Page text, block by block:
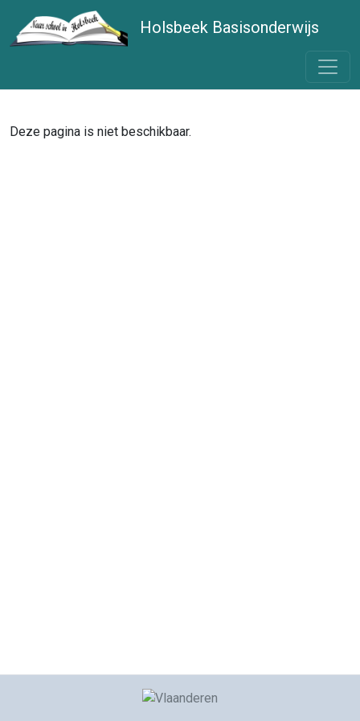
Holsbeek Basisonderwijs
Deze pagina is niet beschikbaar.